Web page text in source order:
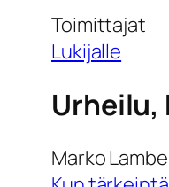
Toimittajat
Lukijalle
Urheilu,
Marko